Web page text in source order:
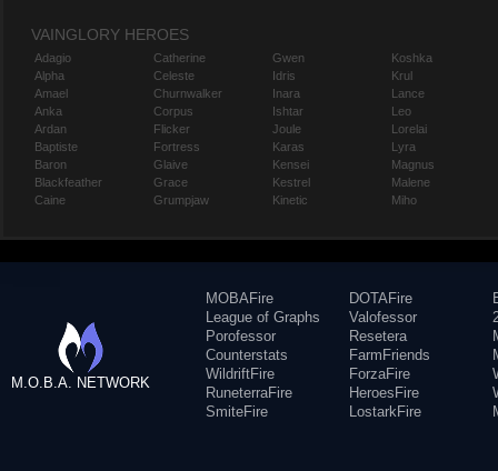
VAINGLORY HEROES
Adagio
Alpha
Amael
Anka
Ardan
Baptiste
Baron
Blackfeather
Caine
Catherine
Celeste
Churnwalker
Corpus
Flicker
Fortress
Glaive
Grace
Grumpjaw
Gwen
Idris
Inara
Ishtar
Joule
Karas
Kensei
Kestrel
Kinetic
Koshka
Krul
Lance
Leo
Lorelai
Lyra
Magnus
Malene
Miho
M.O.B.A. NETWORK
MOBAFire
League of Graphs
Porofessor
Counterstats
WildriftFire
RuneterraFire
SmiteFire
DOTAFire
Valofessor
Resetera
FarmFriends
ForzaFire
HeroesFire
LostarkFire